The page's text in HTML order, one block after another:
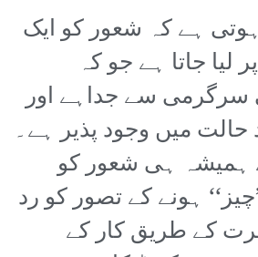
ہے کہ شعور کو ایک
لیا جاتا ہے جو کہ
سرگرمی سے جداہے اور
حالت میں وجود پذیر ہے۔
ہمیشہ ہی شعور کو
ہونے کے تصور کو رد
کے طریق کار کے